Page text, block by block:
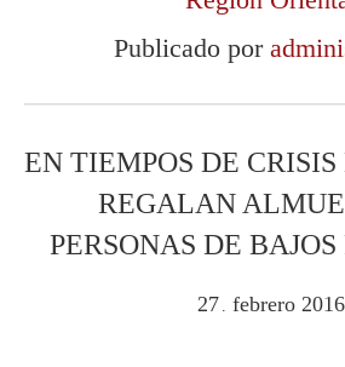
Publicado por
EN TIEMPOS DE
REGALAN
PERSONAS DE BAJOS
27 febrero 2016